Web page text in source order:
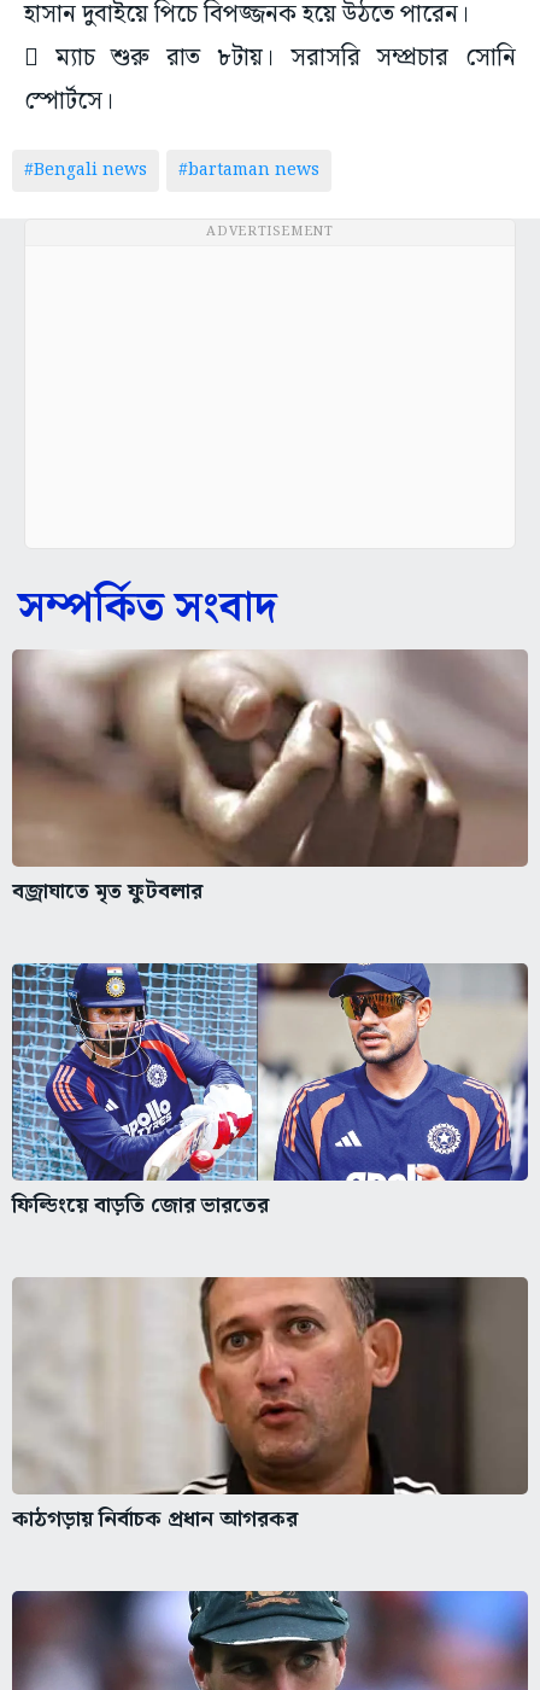
হাসান দুবাইয়ে পিচে বিপজ্জনক হয়ে উঠতে পারেন।
 ম্যাচ শুরু রাত ৮টায়। সরাসরি সম্প্রচার সোনি
স্পোর্টসে।
#Bengali news #bartaman news
ADVERTISEMENT
সম্পর্কিত সংবাদ
বজ্রাঘাতে মৃত ফুটবলার
ফিল্ডিংয়ে বাড়তি জোর ভারতের
কাঠগড়ায় নির্বাচক প্রধান আগরকর